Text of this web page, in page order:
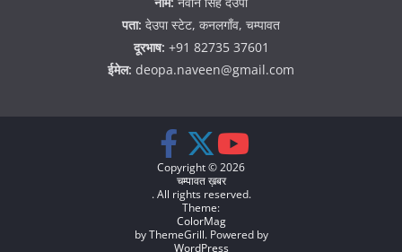
पता: देउपा स्टेट, कनलगाँव, चम्पावत
दूरभाष: +91 82735 37601
ईमेल: deopa.naveen@gmail.com
Copyright © 2026
चम्पावत ख़बर
. All rights reserved.
Theme:
ColorMag
by ThemeGrill. Powered by
WordPress